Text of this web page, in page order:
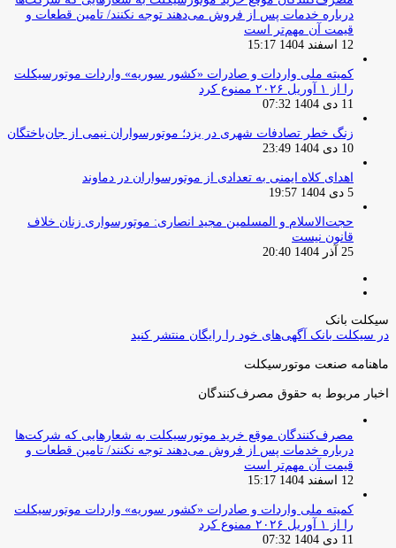
درباره خدمات پس از فروش می‌دهند توجه نکنند/ تامین قطعات و
قیمت آن مهم‌تر است
12 اسفند 1404 15:17
کمیته ملی واردات و صادرات «کشور سوریه» واردات موتورسیکلت
را از ۱ آوریل ۲۰۲۶ ممنوع کرد
11 دی 1404 07:32
زنگ خطر تصادفات شهری در یزد؛ موتورسواران نیمی از جان‌باختگان
10 دی 1404 23:49
اهدای کلاه ایمنی به تعدادی از موتورسواران در دماوند
5 دی 1404 19:57
حجت‌الاسلام و المسلمین مجید انصاری: موتورسواری زنان خلاف
قانون نیست
25 آذر 1404 20:40
سیکلت بانک
در سیکلت بانک آگهی‌های خود را رایگان منتشر کنید
ماهنامه صنعت موتورسیکلت
اخبار مربوط به حقوق مصرف‌کنندگان
مصرف‌کنندگان موقع خرید موتورسیکلت به شعارهایی که شرکت‌ها
درباره خدمات پس از فروش می‌دهند توجه نکنند/ تامین قطعات و
قیمت آن مهم‌تر است
12 اسفند 1404 15:17
کمیته ملی واردات و صادرات «کشور سوریه» واردات موتورسیکلت
را از ۱ آوریل ۲۰۲۶ ممنوع کرد
11 دی 1404 07:32